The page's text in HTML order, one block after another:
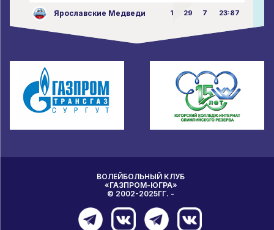
Ярославские Медведи 1 29 7 23:87
ВОЛЕЙБОЛЬНЫЙ КЛУБ
«ГАЗПРОМ-ЮГРА»
© 2002-2025ГГ. -